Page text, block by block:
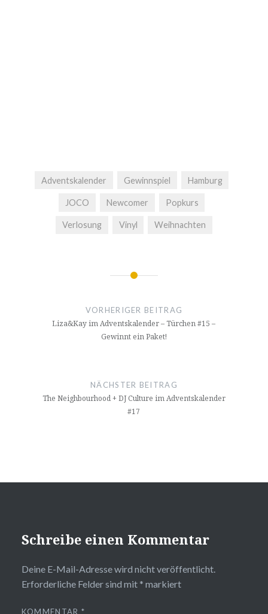
Adventskalender Gewinnspiel Hamburg
JOCO Newcomer Popkurs
Verlosung Vinyl Weihnachten
Beitragsnavigation
VORHERIGER BEITRAG
Liza&Kay im Adventskalender – Türchen #15 –
Gewinnt ein Paket!
NÄCHSTER BEITRAG
The Neighbourhood + DJ Culture im Adventskalender
#17
Schreibe einen Kommentar
Deine E-Mail-Adresse wird nicht veröffentlicht.
Erforderliche Felder sind mit * markiert
KOMMENTAR *